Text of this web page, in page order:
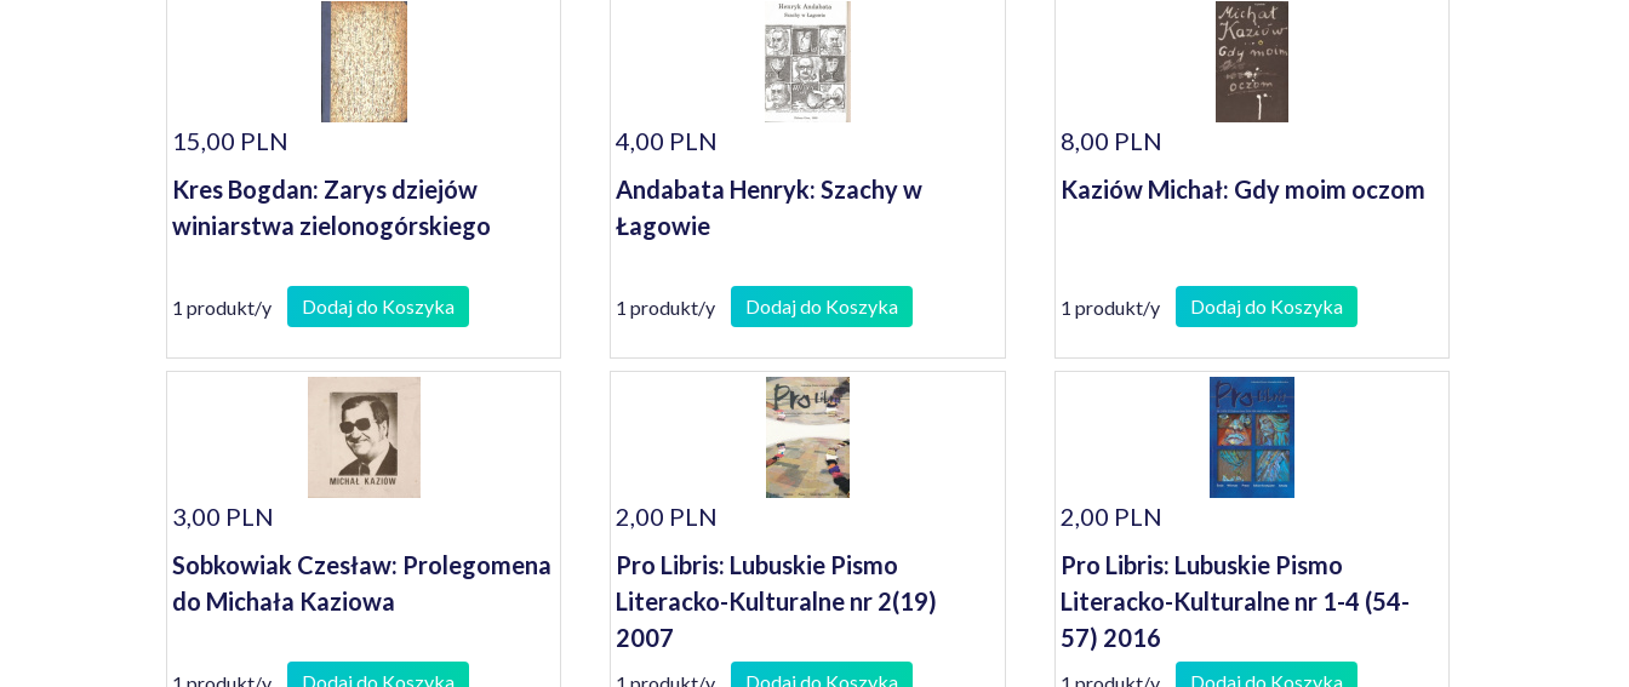
15,00 PLN
Kres Bogdan: Zarys dziejów
winiarstwa zielonogórskiego
1 produkt/y Dodaj do Koszyka
4,00 PLN
Andabata Henryk: Szachy w
Łagowie
1 produkt/y Dodaj do Koszyka
8,00 PLN
Kaziów Michał: Gdy moim oczom
1 produkt/y Dodaj do Koszyka
3,00 PLN
Sobkowiak Czesław: Prolegomena
do Michała Kaziowa
1 produkt/y Dodaj do Koszyka
2,00 PLN
Pro Libris: Lubuskie Pismo
Literacko-Kulturalne nr 2(19)
2007
1 produkt/y Dodaj do Koszyka
2,00 PLN
Pro Libris: Lubuskie Pismo
Literacko-Kulturalne nr 1-4 (54-
57) 2016
1 produkt/y Dodaj do Koszyka